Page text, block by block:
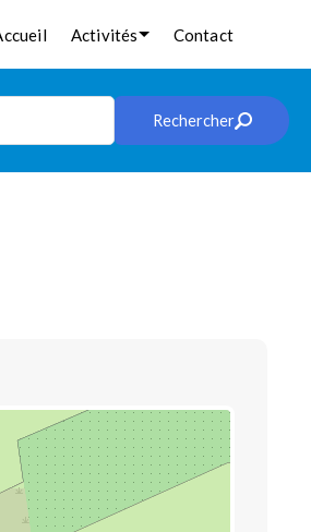
Activités Contact
Rechercher